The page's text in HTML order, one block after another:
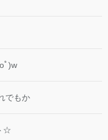
ﾟ)w
でもか
☆